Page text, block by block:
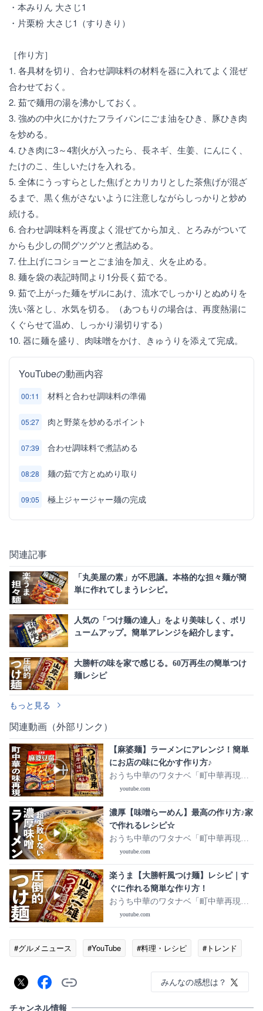
・本みりん 大さじ1
・片栗粉 大さじ1（すりきり）
［作り方］
1. 各具材を切り、合わせ調味料の材料を器に入れてよく混ぜ
合わせておく。
2. 茹で麺用の湯を沸かしておく。
3. 強めの中火にかけたフライパンにごま油をひき、豚ひき肉
を炒める。
4. ひき肉に3～4割火が入ったら、長ネギ、生姜、にんにく、
たけのこ、生しいたけを入れる。
5. 全体にうっすらとした焦げとカリカリとした茶焦げが混ざ
るまで、黒く焦がさないように注意しながらしっかりと炒め
続ける。
6. 合わせ調味料を再度よく混ぜてから加え、とろみがついて
からも少しの間グツグツと煮詰める。
7. 仕上げにコショーとごま油を加え、火を止める。
8. 麺を袋の表記時間より1分長く茹でる。
9. 茹で上がった麺をザルにあけ、流水でしっかりとぬめりを
洗い落とし、水気を切る。（あつもりの場合は、再度熱湯に
くぐらせて温め、しっかり湯切りする）
10. 器に麺を盛り、肉味噌をかけ、きゅうりを添えて完成。
YouTubeの動画内容
00:11 材料と合わせ調味料の準備
05:27 肉と野菜を炒めるポイント
07:39 合わせ調味料で煮詰める
08:28 麺の茹で方とぬめり取り
09:05 極上ジャージャー麺の完成
関連記事
「丸美屋の素」が不思議。本格的な担々麺が簡
単に作れてしまうレシピ。
人気の「つけ麺の達人」をより美味しく、ボリ
ュームアップ。簡単アレンジを紹介します。
大勝軒の味を家で感じる。60万再生の簡単つけ
麺レシピ
もっと見る
関連動画（外部リンク）
【麻婆麺】ラーメンにアレンジ！簡単
にお店の味に化かす作り方♪
おうち中華のワタナベ「町中華再現レ
シピ」
youtube.com
濃厚【味噌らーめん】最高の作り方♪家
で作れるレシピ☆
おうち中華のワタナベ「町中華再現レ
シピ」
youtube.com
楽うま【大勝軒風つけ麺】レシピ｜す
ぐに作れる簡単な作り方！
おうち中華のワタナベ「町中華再現レ
シピ」
youtube.com
#グルメニュース #YouTube #料理・レシピ #トレンド
みんなの感想は？
チャンネル情報